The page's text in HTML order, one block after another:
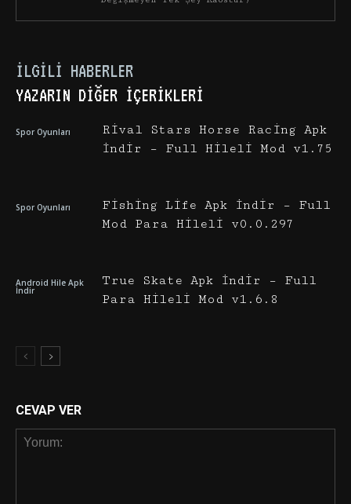
İLGILI HABERLER
YAZARIN DIĞER İÇERIKLERI
Spor Oyunları
Rival Stars Horse Racing Apk
İndir – Full Hileli Mod v1.75
Spor Oyunları
Fishing Life Apk İndir – Full
Mod Para Hileli v0.0.297
Android Hile Apk
İndir
True Skate Apk İndir – Full
Para Hileli Mod v1.6.8
CEVAP VER